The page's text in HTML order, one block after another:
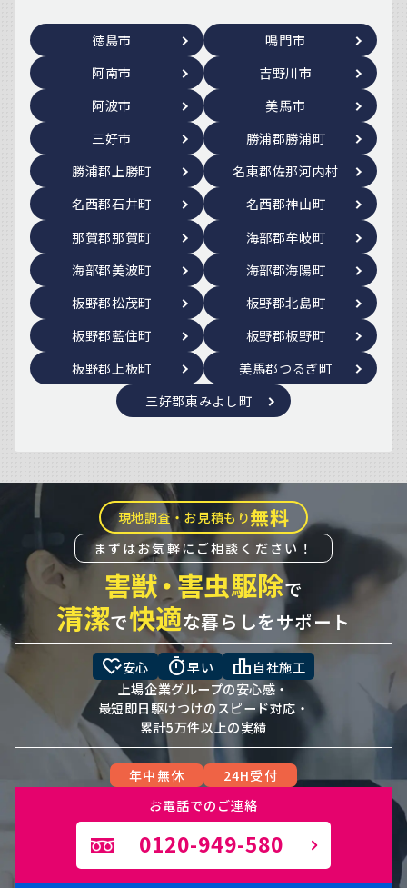
徳島市
鳴門市
阿南市
吉野川市
阿波市
美馬市
三好市
勝浦郡勝浦町
勝浦郡上勝町
名東郡佐那河内村
名西郡石井町
名西郡神山町
那賀郡那賀町
海部郡牟岐町
海部郡美波町
海部郡海陽町
板野郡松茂町
板野郡北島町
板野郡藍住町
板野郡板野町
板野郡上板町
美馬郡つるぎ町
三好郡東みよし町
現地調査・お見積もり無料
まずはお気軽にご相談ください！
害獣・害虫駆除で
清潔で快適な暮らしをサポート
heart_check安心 timer早い leaderboard 自社施工
上場企業グループの安心感・
最短即日駆けつけのスピード対応・
累計5万件以上の実績
年中無休
24H受付
お電話でのご連絡
0120-949-580